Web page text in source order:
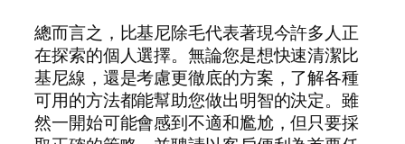
總而言之，比基尼除毛代表著現今許多人正
在探索的個人選擇。無論您是想快速清潔比
基尼線，還是考慮更徹底的方案，了解各種
可用的方法都能幫助您做出明智的決定。雖
然一開始可能會感到不適和尷尬，但只要採